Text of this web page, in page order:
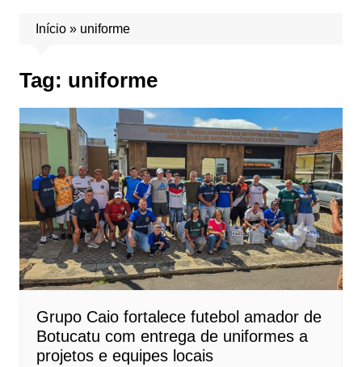
Início» uniforme
Tag: uniforme
Grupo Caio fortalece futebol amador de
Botucatu com entrega de uniformes a
projetos e equipes locais